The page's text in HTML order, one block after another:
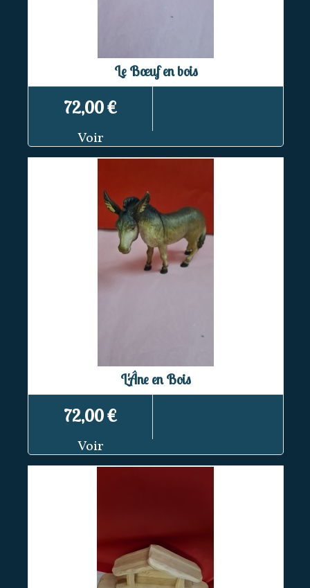
Le Bœuf en bois
72,00 €
Voir
L'Âne en Bois
72,00 €
Voir